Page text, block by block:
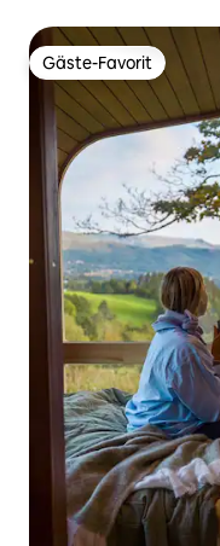
Gäste-Favorit
Gäste-Favorit